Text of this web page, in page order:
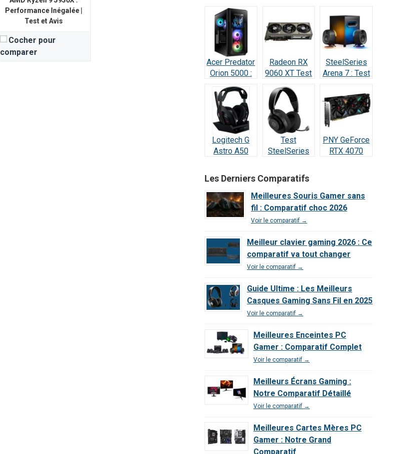
Performance Inégalée |
Test et Avis
Cocher pour
comparer
Test & Avis
Acer Predator
Orion 5000 :
Test Complet
RTX 5070
(2026)
Radeon RX
9060 XT Test
Avis 2026 : la
meilleure
carte à 498 €
?
SteelSeries
Arena 7 : Test
Vraiment
incroyable ?
Logitech G
Astro A50
Notre Test
Complet et
Avis 2026
Test
SteelSeries
Wireless : Le
meilleur
rapport
qualité/prix
de 2026 ?
PNY GeForce
RTX 4070
Les Derniers Comparatifs
Meilleures Souris Gamer sans
fil : Comparatif choc 2026
Voir le comparatif →
Meilleur clavier gaming 2026 : Ce
comparatif va tout changer
Voir le comparatif →
Guide Ultime : Les Meilleurs
Casques Gaming Sans Fil en 2025
Voir le comparatif →
Meilleures Enceintes PC
Gamer : Comparatif Complet
Voir le comparatif →
Meilleurs Écrans Gaming :
Notre Comparatif Détaillé
Voir le comparatif →
Meilleures Cartes Mères PC
Gamer : Notre Grand
Comparatif